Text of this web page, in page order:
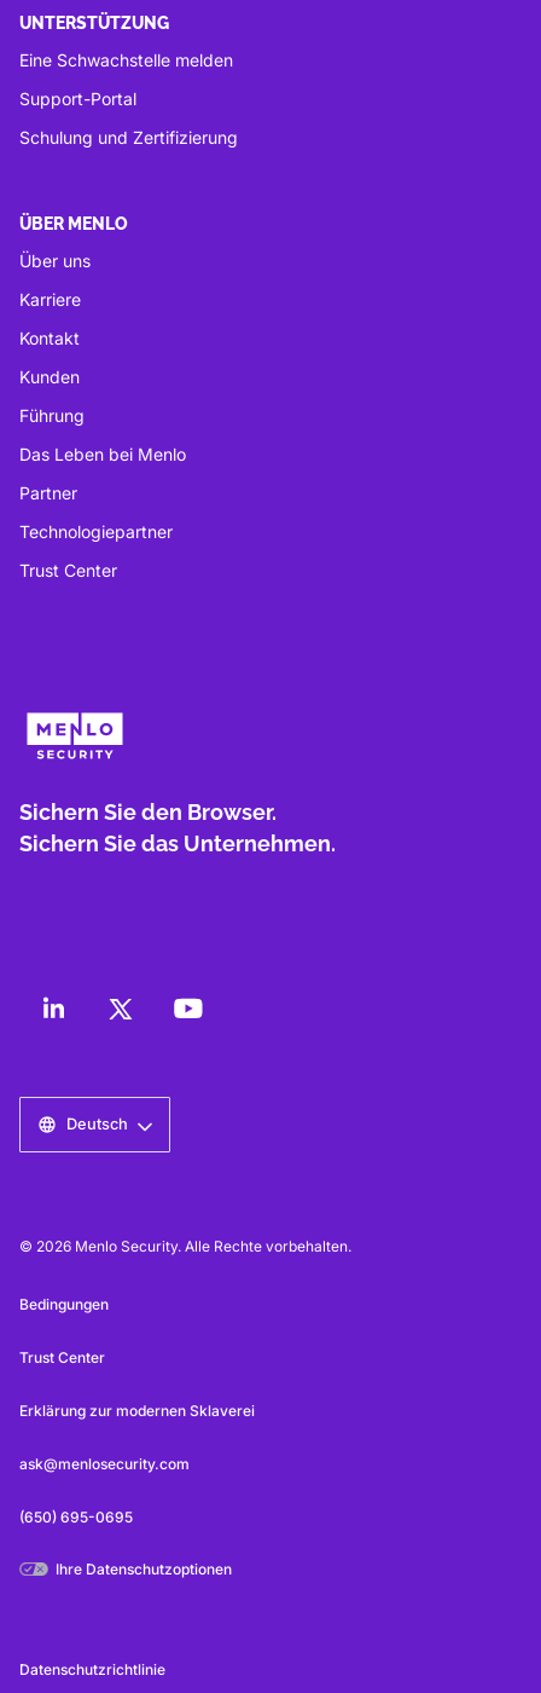
UNTERSTÜTZUNG
Eine Schwachstelle melden
Support-Portal
Schulung und Zertifizierung
ÜBER MENLO
Über uns
Karriere
Kontakt
Kunden
Führung
Das Leben bei Menlo
Partner
Technologiepartner
Trust Center
Sichern Sie den Browser.
Sichern Sie das Unternehmen.
Deutsch
© 2026 Menlo Security. Alle Rechte vorbehalten.
Bedingungen
Trust Center
Erklärung zur modernen Sklaverei
ask@menlosecurity.com
(650) 695-0695
Ihre Datenschutzoptionen
Datenschutzrichtlinie